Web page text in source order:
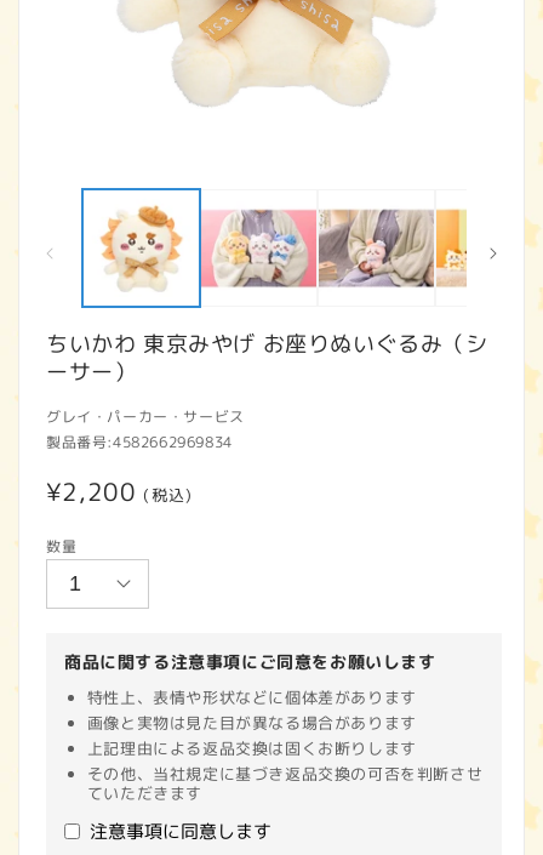
ちいかわ 東京みやげ お座りぬいぐるみ（シ
ーサー）
グレイ・パーカー・サービス
製品番号:4582662969834
通
価
格
¥2,200 (税込)
数量
商品に関する注意事項にご同意をお願いします
特性上、表情や形状などに個体差があります
画像と実物は見た目が異なる場合があります
上記理由による返品交換は固くお断りします
その他、当社規定に基づき返品交換の可否を判断させ
ていただきます
注意事項に同意します